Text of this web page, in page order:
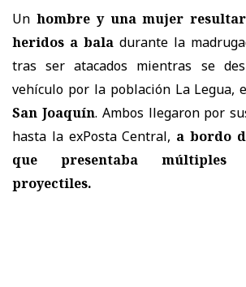
Un hombre y una mujer
heridos a bala durante la
tras ser atacados mientras se
vehículo por la población La Legua,
San Joaquín. Ambos llegaron por
hasta la exPosta Central, a bordo
que presentaba múltiples
proyectiles.